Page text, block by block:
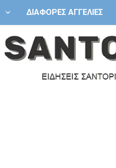
ΔΙΑΦΟΡΕΣ ΑΓΓΕΛΙΕΣ